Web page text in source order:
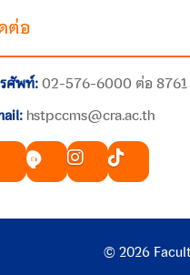
ต่อ
ศัพท์:02-576-6000 ต่อ 8761
hstpccms@cra.ac.th
© 2026